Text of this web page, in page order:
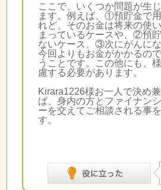
ここで、いくつか問題が生
ます。例えば、①預貯金で
れど、そのお金は将来の使
まっているケースや、②預
ないケース、③次にがんにな
今回よりもお金がかかるの
うことです。この他にも、
慮する必要があります。
Kirara1226様お一人で決め
ば、身内の方とファイナン
ーを交えてご相談される事
す。